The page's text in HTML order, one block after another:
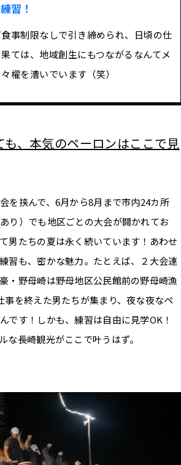
習！
事制限なしで引き締められ、日頃の仕
ては、地域創生にもつながるなんてメ
櫂を漕いでいます（笑）
、本気のペーロンはここで見
を挟んで、6月から8月まで市内24カ所
り）でも地区ごとの大会が開かれてお
男たちの夏は永く続いています！あわせ
習も、密かな魅力。たとえば、２大会連
・野母崎は野母地区公民館前の野母崎漁
事を終えた男たちが集まり、夜な夜なペ
です！しかも、練習は自由に見学OK！
な長崎観光がここで叶うはず。